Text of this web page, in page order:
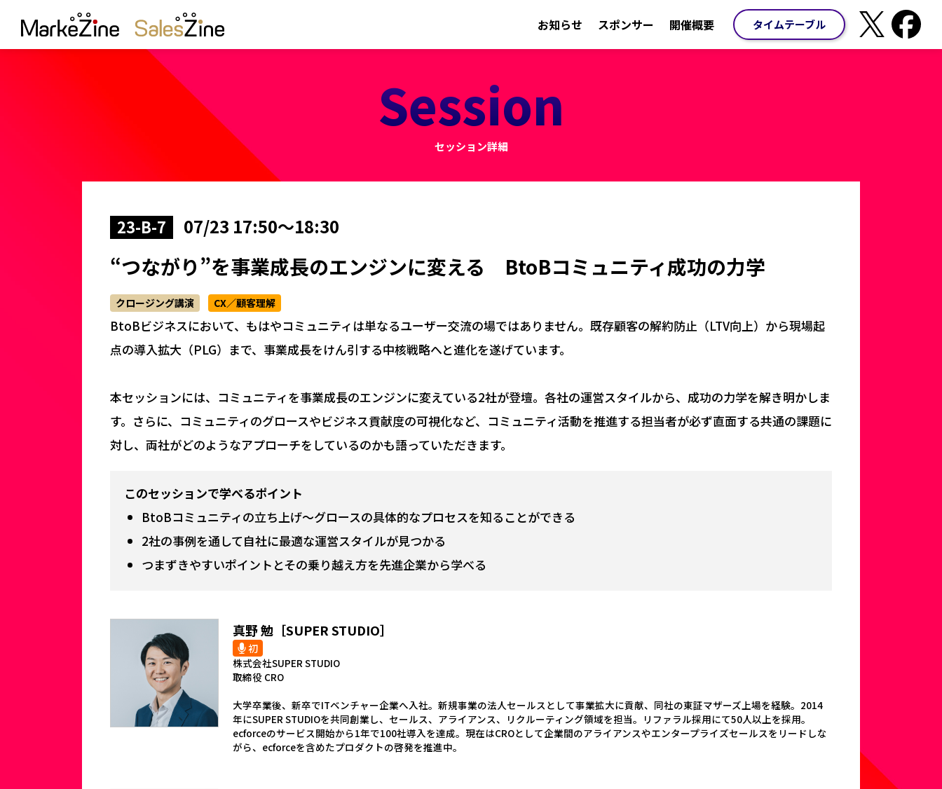
お知らせ スポンサー 開催概要 タイムテーブル
Session
セッション詳細
23-B-7 07/23 17:50～18:30
“つながり”を事業成長のエンジンに変える BtoBコミュニティ成功の力学
クロージング講演 CX／顧客理解
BtoBビジネスにおいて、もはやコミュニティは単なるユーザー交流の場ではありません。既存顧客の解約防止（LTV向上）から現場起
点の導入拡大（PLG）まで、事業成長をけん引する中核戦略へと進化を遂げています。
本セッションには、コミュニティを事業成長のエンジンに変えている2社が登壇。各社の運営スタイルから、成功の力学を解き明かしま
す。さらに、コミュニティのグロースやビジネス貢献度の可視化など、コミュニティ活動を推進する担当者が必ず直面する共通の課題に
対し、両社がどのようなアプローチをしているのかも語っていただきます。
このセッションで学べるポイント
BtoBコミュニティの立ち上げ～グロースの具体的なプロセスを知ることができる
2社の事例を通して自社に最適な運営スタイルが見つかる
つまずきやすいポイントとその乗り越え方を先進企業から学べる
真野 勉［SUPER STUDIO］
初
株式会社SUPER STUDIO
取締役 CRO
大学卒業後、新卒でITベンチャー企業へ入社。新規事業の法人セールスとして事業拡大に貢献、同社の東証マザーズ上場を経験。2014
年にSUPER STUDIOを共同創業し、セールス、アライアンス、リクルーティング領域を担当。リファラル採用にて50人以上を採用。
ecforceのサービス開始から1年で100社導入を達成。現在はCROとして企業間のアライアンスやエンタープライズセールスをリードしな
がら、ecforceを含めたプロダクトの啓発を推進中。